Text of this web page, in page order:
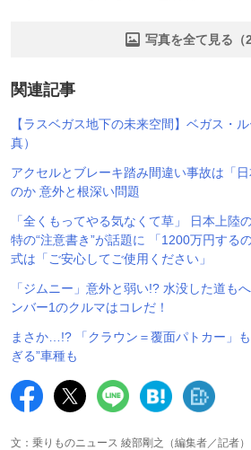
写真を全て見る（2
関連記事
【ラスベガス地下の未来空間】ベガス・
真）
アクセルとブレーキ踏み間違い事故は「
のか 意外と根深い問題
「全くもってやる気なくて草」 日本上陸
特の“注意書き”が話題に 「1200万円する
式は「ご安心してご使用ください」
「ジムニー」意外と弱い!? 水没した道も
ンバー1のクルマはコレだ！
まさか…!? 「クラウン＝覆面パトカー」
ぎる”車種も
文：乗りものニュース 綾部剛之（編集者／記者）